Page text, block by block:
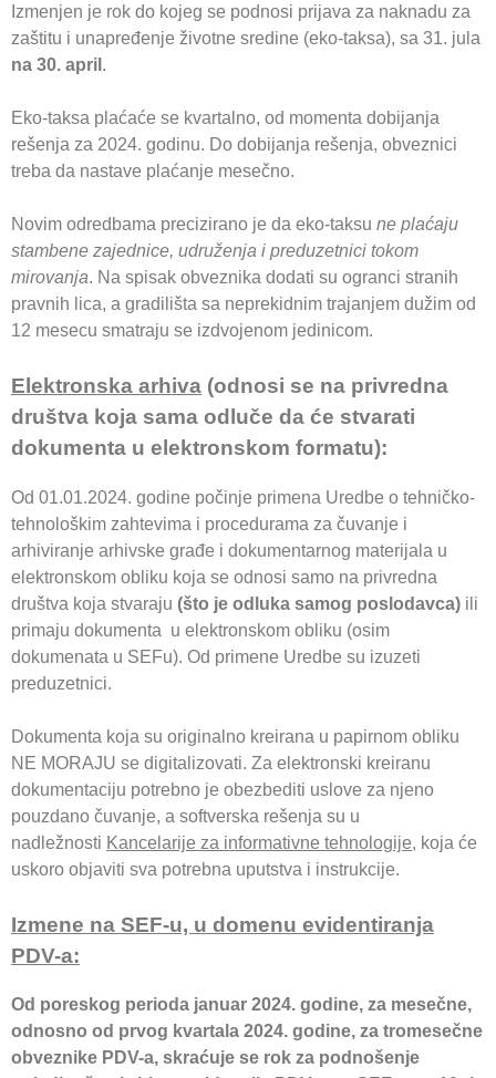
Izmenjen je rok do kojeg se podnosi prijava za naknadu za
zaštitu i unapređenje životne sredine (eko-taksa), sa 31. jula
na 30. april .
Eko-taksa plaćaće se kvartalno, od momenta dobijanja
rešenja za 2024. godinu. Do dobijanja rešenja, obveznici
treba da nastave plaćanje mesečno.
Novim odredbama precizirano je da eko-taksu ne plaćaju
stambene zajednice, udruženja i preduzetnici tokom
mirovanja. Na spisak obveznika dodati su ogranci stranih
pravnih lica, a gradilišta sa neprekidnim trajanjem dužim od
12 mesecu smatraju se izdvojenom jedinicom.
Elektronska arhiva (odnosi se na privredna
društva koja sama odluče da će stvarati
dokumenta u elektronskom formatu):
Od 01.01.2024. godine počinje primena Uredbe o tehničko-
tehnološkim zahtevima i procedurama za čuvanje i
arhiviranje arhivske građe i dokumentarnog materijala u
elektronskom obliku koja se odnosi samo na privredna
društva koja stvaraju (što je odluka samog poslodavca) ili
primaju dokumenta u elektronskom obliku (osim
dokumenata u SEFu). Od primene Uredbe su izuzeti
preduzetnici.
Dokumenta koja su originalno kreirana u papirnom obliku
NE MORAJU se digitalizovati. Za elektronski kreiranu
dokumentaciju potrebno je obezbediti uslove za njeno
pouzdano čuvanje, a softverska rešenja su u
nadležnosti Kancelarije za informativne tehnologije, koja će
uskoro objaviti sva potrebna uputstva i instrukcije.
Izmene na SEF-u, u domenu evidentiranja
PDV-a:
Od poreskog perioda januar 2024. godine, za mesečne,
odnosno od prvog kvartala 2024. godine, za tromesečne
obveznike PDV-a, skraćuje se rok za podnošenje